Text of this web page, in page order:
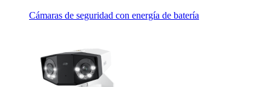
Cámaras de seguridad con energía de batería